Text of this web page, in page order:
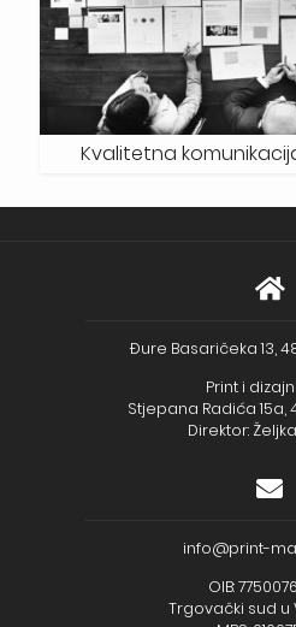
Kvalitetna
Đure Basaričeka 13,
Print i dizajn
Stjepana Radića 15a,
Direktor:
info@print-
OIB:
Trgovački sud u